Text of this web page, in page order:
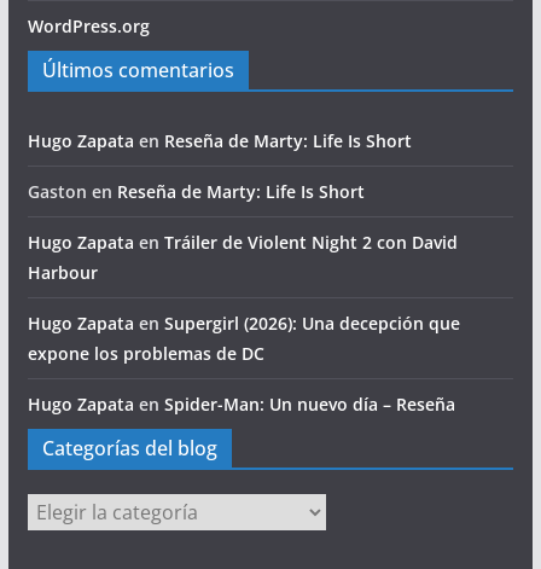
WordPress.org
Últimos comentarios
Hugo Zapata en Reseña de Marty: Life Is Short
Gaston en Reseña de Marty: Life Is Short
Hugo Zapata en Tráiler de Violent Night 2 con David
Harbour
Hugo Zapata en Supergirl (2026): Una decepción que
expone los problemas de DC
Hugo Zapata en Spider-Man: Un nuevo día – Reseña
Categorías del blog
Categorías
del